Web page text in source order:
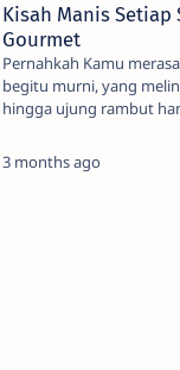
Kisah Manis Setiap
Gourmet
Pernahkah Kamu
begitu murni, yang
hingga ujung rambut
3 months ago